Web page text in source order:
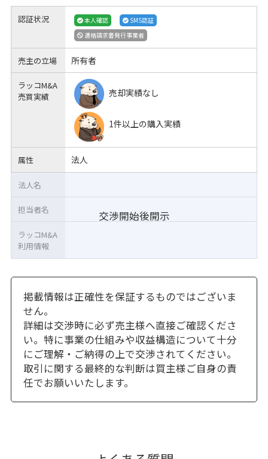
認証状況 本人確認
SMS認証
適格請求書発行事業者
売主の立場 所有者
ラッコM&A
売買実績
売却実績なし
1件以上の購入実績
属性 法人
交渉開始後開示
法人名
担当者名
ラッコM&A
利用情報
掲載情報は正確性を保証するものではございま
せん。
詳細は交渉時に必ず売主様へ直接ご確認くださ
い。特に事業の仕組みや収益構造について十分
にご理解・ご納得の上で交渉されてください。
取引に関する最終的な判断は買主様ご自身の責
任でお願いいたします。